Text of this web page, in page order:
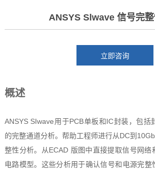
ANSYS Slwave 信号完
概述
ANSYS SIwave用于PCB单板和IC封装，包括
的完整通道分析。帮助工程师进行从DC到
整性分析。从ECAD 版图中直接提取信号网络
电路模型。这些分析用于确认信号和电源完整